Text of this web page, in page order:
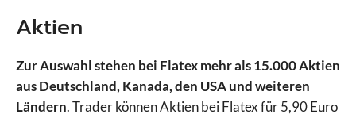
Aktien
Zur Auswahl stehen bei Flatex mehr als 15.000 Aktien
aus Deutschland, Kanada, den USA und weiteren
Ländern. Trader können Aktien bei Flatex für 5,90 Euro